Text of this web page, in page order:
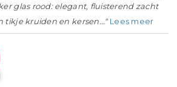
glas rood: elegant, fluisterend zacht
tikje kruiden en kersen..." Lees meer